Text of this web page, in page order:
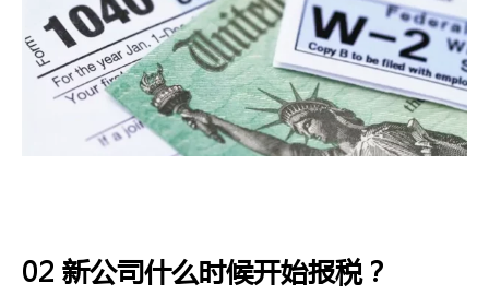
02 新公司什么时候开始报税？